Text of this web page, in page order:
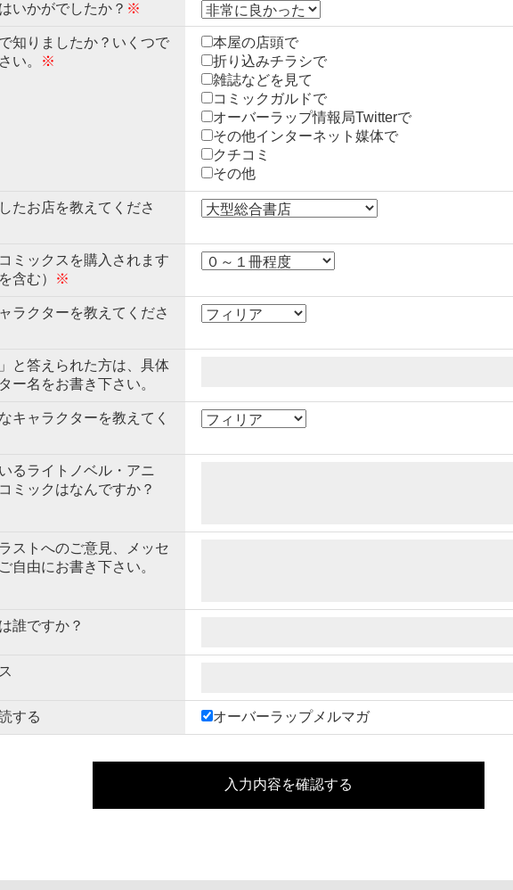
いかがでしたか？ ※
知りましたか？いくつで
い。
※
本屋の店頭で
折り込みチラシで
雑誌などを見て
コミックガルドで
オーバーラップ情報局Twitterで
その他インターネット媒体で
クチコミ
その他
たお店を教えてくださ
ミックスを購入されます
含む）
※
ラクターを教えてくださ
と答えられた方は、具体
ー名をお書き下さい。
キャラクターを教えてく
るライトノベル・アニ
ミックはなんですか？
ストへのご意見、メッセ
自由にお書き下さい。
誰ですか？
する オーバーラップメルマガ
入力内容を確認する